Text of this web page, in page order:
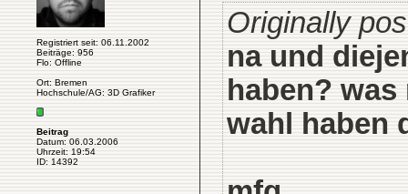
Registriert seit: 06.11.2002
Beiträge: 956
Flo: Offline
Ort: Bremen
Hochschule/AG: 3D Grafiker
Beitrag
Datum: 06.03.2006
Uhrzeit: 19:54
ID: 14392
Originally
na und
haben?
wahl haben